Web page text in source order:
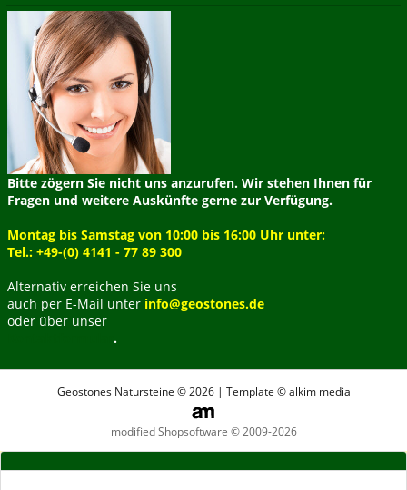
Bitte zögern Sie nicht uns anzurufen. Wir stehen Ihnen für
Fragen und weitere Auskünfte gerne zur Verfügung.
Montag bis Samstag von 10:00 bis 16:00 Uhr unter:
Tel.: +49-(0) 4141 - 77 89 300
Alternativ erreichen Sie uns
auch per E-Mail unter info@geostones.de
oder über unser
.
Geostones Natursteine © 2026 | Template © alkim media
modified Shopsoftware © 2009-2026